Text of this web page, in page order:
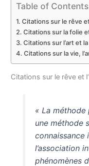
Table of Contents
Citations sur le rêve
Citations sur la folie
Citations sur l’art et
Citations sur la vie,
Citations sur le rêve et
« La
une méthode
connaissance
l’association
phénomènes